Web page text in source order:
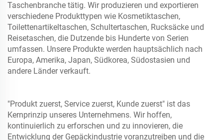
Taschenbranche tätig. Wir produzieren und exportieren
verschiedene Produkttypen wie Kosmetiktaschen,
Toilettenartikeltaschen, Schultertaschen, Rucksäcke und
Reisetaschen, die Dutzende bis Hunderte von Serien
umfassen. Unsere Produkte werden hauptsächlich nach
Europa, Amerika, Japan, Südkorea, Südostasien und
andere Länder verkauft.
"Produkt zuerst, Service zuerst, Kunde zuerst" ist das
Kernprinzip unseres Unternehmens. Wir hoffen,
kontinuierlich zu erforschen und zu innovieren, die
Entwicklung der Gepäckindustrie voranzutreiben und die